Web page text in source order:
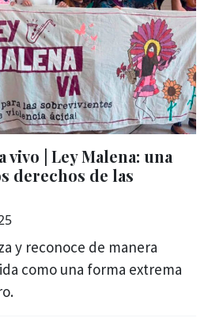
| Ley Malena: una
derechos de las
y reconoce de manera
como una forma extrema